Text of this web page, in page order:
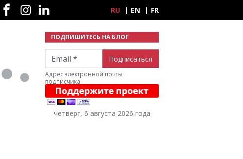
Социальные сети
RU EN FR
ПОДПИШИТЕСЬ НА БЛОГ
Email
Адрес электронной почты
подписчика.
четверг, 6 августа 2026 года